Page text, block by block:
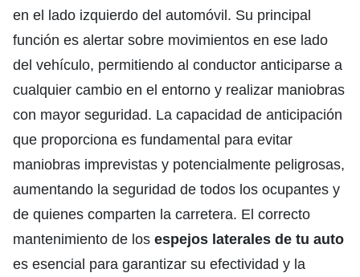
en el lado izquierdo del automóvil. Su principal
función es alertar sobre movimientos en ese lado
del vehículo, permitiendo al conductor anticiparse a
cualquier cambio en el entorno y realizar maniobras
con mayor seguridad. La capacidad de anticipación
que proporciona es fundamental para evitar
maniobras imprevistas y potencialmente peligrosas,
aumentando la seguridad de todos los ocupantes y
de quienes comparten la carretera. El correcto
mantenimiento de los espejos laterales de tu auto
es esencial para garantizar su efectividad y la